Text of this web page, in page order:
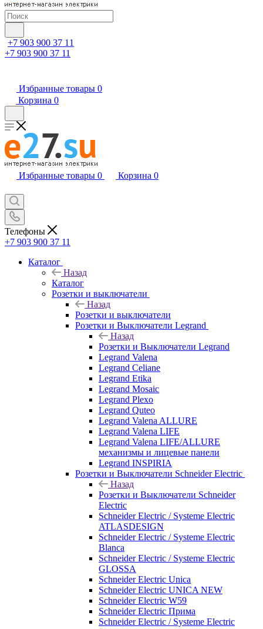
+7 903 900 37 11
+7 903 900 37 11
Избранные товары 0
Корзина 0
Избранные товары 0 Корзина 0
Телефоны
+7 903 900 37 11
Каталог
Назад
Каталог
Розетки и выключатели
Назад
Розетки и выключатели
Розетки и Выключатели Legrand
Назад
Розетки и Выключатели Legrand
Legrand Valena
Legrand Celiane
Legrand Etika
Legrand Mosaic
Legrand Plexo
Legrand Quteo
Legrand Valena ALLURE
Legrand Valena LIFE
Legrand Valena LIFE/ALLURE
механизмы и лицевые панели
Legrand INSPIRIA
Розетки и Выключатели Schneider Electric
Назад
Розетки и Выключатели Schneider
Electric
Schneider Electric / Systeme Electric
ATLASDESIGN
Schneider Electric / Systeme Electric
Blanca
Schneider Electric / Systeme Electric
GLOSSA
Schneider Electric Unica
Schneider Electric UNICA NEW
Schneider Electric W59
Schneider Electric Прима
Schneider Electric / Systeme Electric